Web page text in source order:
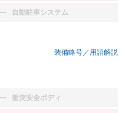
自動駐車システム
：装備なし
装備略号／用語解説
衝突安全ボディ
：装備なし